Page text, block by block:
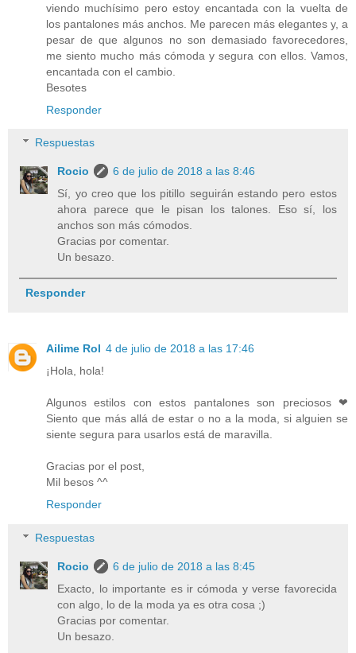
viendo muchísimo pero estoy encantada con la vuelta de
los pantalones más anchos. Me parecen más elegantes y, a
pesar de que algunos no son demasiado favorecedores,
me siento mucho más cómoda y segura con ellos. Vamos,
encantada con el cambio.
Besotes
Responder
Respuestas
Rocio
6 de julio de 2018 a las 8:46
Sí, yo creo que los pitillo seguirán estando pero estos
ahora parece que le pisan los talones. Eso sí, los
anchos son más cómodos.
Gracias por comentar.
Un besazo.
Responder
Ailime Rol 4 de julio de 2018 a las 17:46
¡Hola, hola!
Algunos estilos con estos pantalones son preciosos ❤
Siento que más allá de estar o no a la moda, si alguien se
siente segura para usarlos está de maravilla.
Gracias por el post,
Mil besos ^^
Responder
Respuestas
Rocio
6 de julio de 2018 a las 8:45
Exacto, lo importante es ir cómoda y verse favorecida
con algo, lo de la moda ya es otra cosa ;)
Gracias por comentar.
Un besazo.